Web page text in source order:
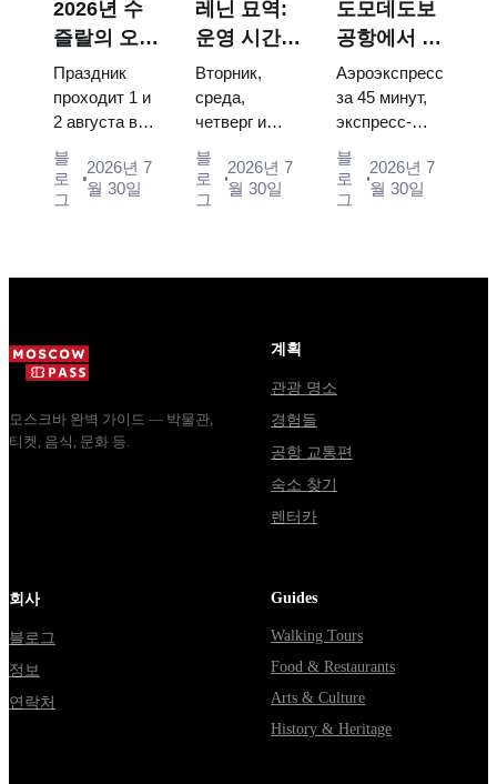
120 pieces of
flight...
and why
booking the...
Catherine...
2026년 수
즐랄의 오이
데이: 티켓,
일정 및 모
스크바에서
가는 방법
Праздник
проходит 1 и
2 августа в
деревянного
зодчества.
через
Владими...
블
로
그
2026년 7
월 30일
레닌 묘역:
운영 시간,
입장 및 크
렘린과 혼동
되는 주요
사항
Вторник,
среда,
четверг и
10:00 до
13:00, вход
블
로
그
2026년 7
월 30일
도모데도보
공항에서 모
스크바 시내
로: 에어로
익스프레스,
버스, 또는
전철
Аэроэкспресс
за 45 минут,
экспресс-
450 рублей,
социальный
블
로
그
2026년 7
월 30일
모스크바 완벽 가이드 — 박물관,
티켓, 음식, 문화 등.
계획
관광 명소
경험들
공항 교통편
숙소 찾기
렌터카
회사
블로그
정보
연락처
Guides
Walking Tours
Food & Restaurants
Arts & Culture
History & Heritage